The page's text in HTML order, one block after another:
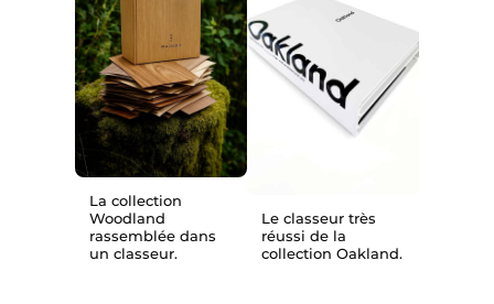
La collection
Woodland
rassemblée dans
un classeur.
Le classeur très
réussi de la
collection Oakland.